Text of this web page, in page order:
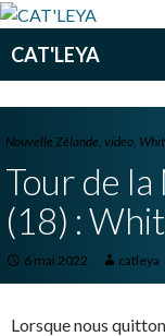
CAT'LEYA
PRINCIPAL
Nouvelle Zélande video
Tour de
(18) :
6 mai 2022 catleya
Lorsque nous